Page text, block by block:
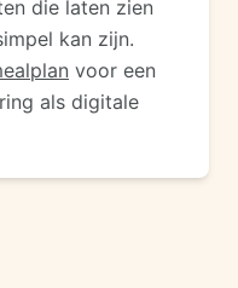
die laten zien
kan zijn.
voor een
als digitale